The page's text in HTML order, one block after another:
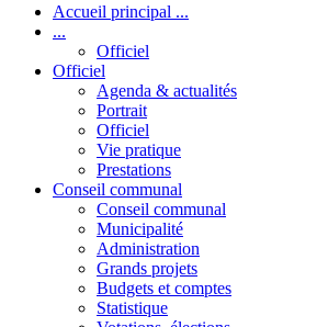
Accueil principal ...
...
Officiel
Officiel
Agenda & actualités
Portrait
Officiel
Vie pratique
Prestations
Conseil communal
Conseil communal
Municipalité
Administration
Grands projets
Budgets et comptes
Statistique